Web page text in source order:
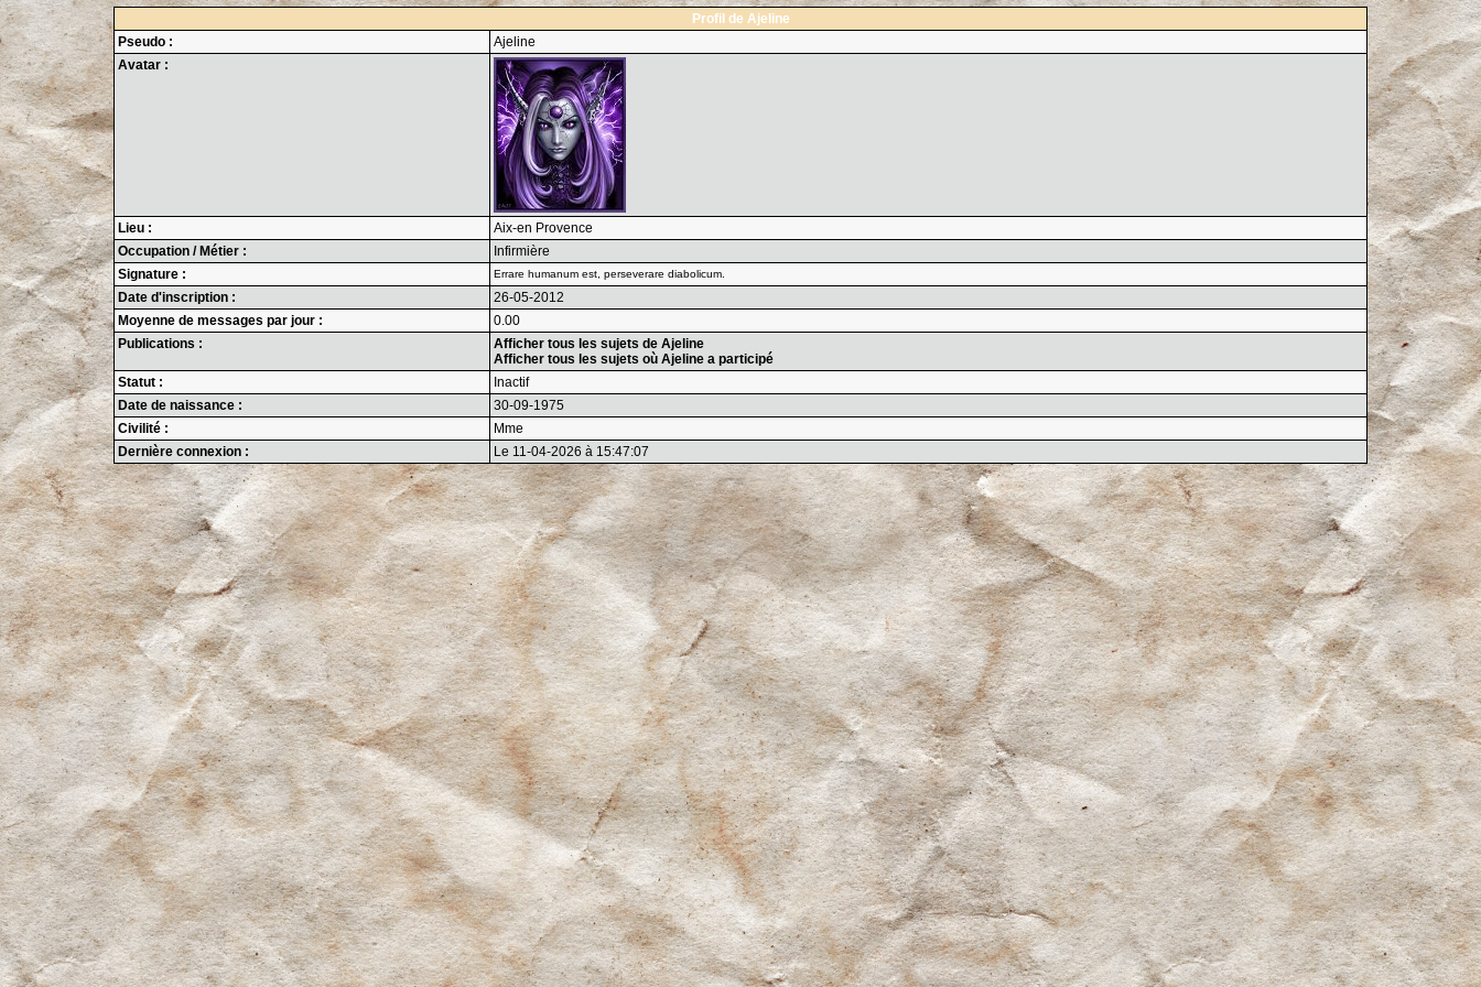
Profil de Ajeline
Pseudo :
Ajeline
Avatar :
Lieu :
Aix-en Provence
Occupation / Métier :
Infirmière
Signature :
Errare humanum est, perseverare diabolicum.
Date d'inscription :
26-05-2012
Moyenne de messages par jour :
0.00
Publications :
Afficher tous les sujets de Ajeline
Afficher tous les sujets où Ajeline a participé
Statut :
Inactif
Date de naissance :
30-09-1975
Civilité :
Mme
Dernière connexion :
Le 11-04-2026 à 15:47:07